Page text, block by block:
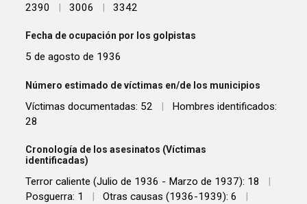
2390 | 3006 | 3342
Fecha de ocupación por los golpistas
5 de agosto de 1936
Número estimado de víctimas en/de los municipios
Víctimas documentadas: 52 |
Hombres identificados:
28
Cronología de los asesinatos (Víctimas
identificadas)
Terror caliente (Julio de 1936 - Marzo de 1937): 18
|
Posguerra: 1
| Otras causas (1936-1939): 6
|